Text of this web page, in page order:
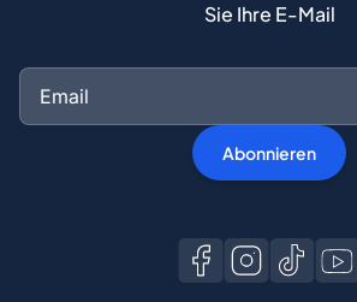
Sie Ihre E-Mail
Abonnieren